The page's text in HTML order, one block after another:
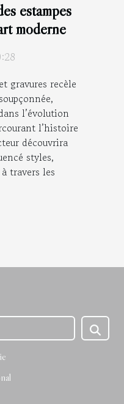
estampes
moderne
gravures recèle
l’évolution
l’histoire
découvrira
styles,
travers les